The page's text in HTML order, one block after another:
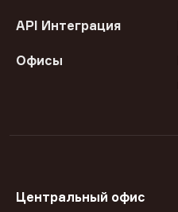
API Интеграция
Офисы
Центральный офис